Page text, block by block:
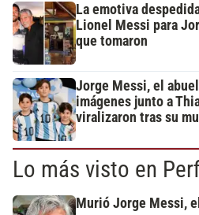
La emotiva
Lionel Messi para
que tomaron
Jorge Messi, el
imágenes junto a
viralizaron tras su
Lo más visto en
Murió Jorge Messi,